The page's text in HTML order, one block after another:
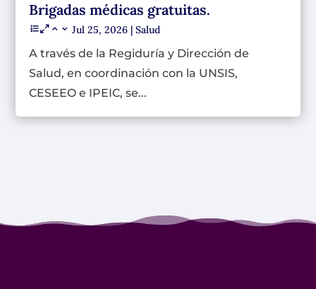
Brigadas médicas gratuitas.
Jul 25, 2026 |Salud
A través de la Regiduría y Dirección de
Salud, en coordinación con la UNSIS,
CESEEO e IPEIC, se...